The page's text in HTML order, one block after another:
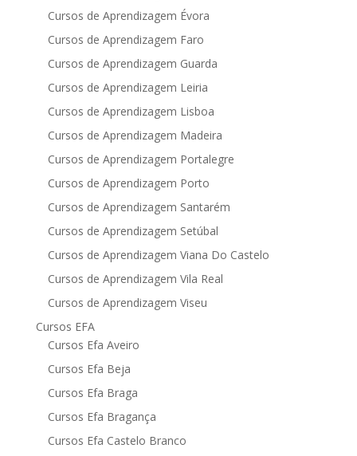
Cursos de Aprendizagem Évora
Cursos de Aprendizagem Faro
Cursos de Aprendizagem Guarda
Cursos de Aprendizagem Leiria
Cursos de Aprendizagem Lisboa
Cursos de Aprendizagem Madeira
Cursos de Aprendizagem Portalegre
Cursos de Aprendizagem Porto
Cursos de Aprendizagem Santarém
Cursos de Aprendizagem Setúbal
Cursos de Aprendizagem Viana Do Castelo
Cursos de Aprendizagem Vila Real
Cursos de Aprendizagem Viseu
Cursos EFA
Cursos Efa Aveiro
Cursos Efa Beja
Cursos Efa Braga
Cursos Efa Bragança
Cursos Efa Castelo Branco